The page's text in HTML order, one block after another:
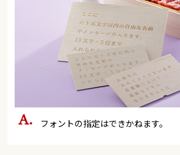
フォントの指定はできかねます。